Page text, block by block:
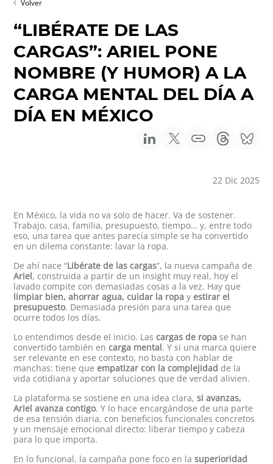
Volver
“LIBÉRATE DE LAS
CARGAS”: ARIEL PONE
NOMBRE (Y HUMOR) A LA
CARGA MENTAL DEL DÍA A
DÍA EN MÉXICO
22 Dic 2025
En México, la vida no va solo de hacer. Va de sostener.
Trabajo, casa, familia, presupuesto, tiempo… y, entre todo
eso, una tarea que antes parecía simple se ha convertido
en un dilema constante: lavar la ropa.
De ahí nace “Libérate de las cargas”, la nueva campaña de
Ariel, construida a partir de un insight muy real, hoy el
lavado compite con demasiadas cosas a la vez. Hay que
limpiar bien, ahorrar agua, cuidar la ropayestirar el
presupuesto. Demasiada presión para una tarea que
ocurre todos los días.
Lo entendimos desde el inicio. Lascargas de ropa se han
convertido también encarga mental. Y si una marca quiere
ser relevante en ese contexto, no basta con hablar de
manchas: tiene que empatizar con la complejidad de la
vida cotidiana y aportar soluciones que de verdad alivien.
La plataforma se sostiene en una idea clara,si avanzas,
Ariel avanza contigo. Y lo hace encargándose de una parte
de esa tensión diaria, con beneficios funcionales concretos
y un mensaje emocional directo: liberar tiempo y cabeza
para lo que importa.
En lo funcional, la campaña pone foco en lasuperioridad